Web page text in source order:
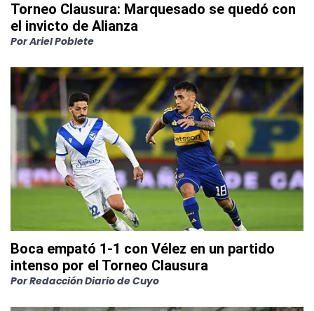
Torneo Clausura: Marquesado se quedó con
el invicto de Alianza
PorAriel Poblete
Boca empató 1-1 con Vélez en un partido
intenso por el Torneo Clausura
PorRedacción Diario de Cuyo